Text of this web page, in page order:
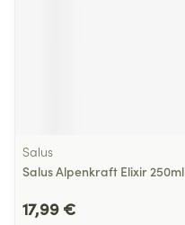
Salus
Salus Alpenkraft Elixir 250ml
17,99 €